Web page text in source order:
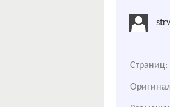
Страниц: